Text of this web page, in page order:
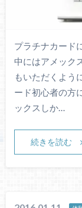
プラチナカード
中にはアメック
もいただくよう
ード初心者の方
ックスしか…
続きを読む